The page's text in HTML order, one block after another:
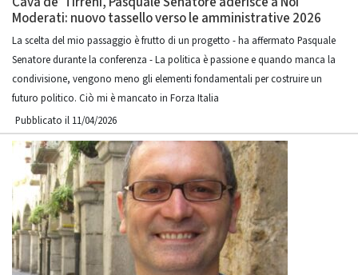
Moderati: nuovo tassello verso le amministrative 2026
La scelta del mio passaggio è frutto di un progetto - ha affermato Pasquale
Senatore durante la conferenza - La politica è passione e quando manca la
condivisione, vengono meno gli elementi fondamentali per costruire un
futuro politico. Ciò mi è mancato in Forza Italia
Pubblicato il 11/04/2026